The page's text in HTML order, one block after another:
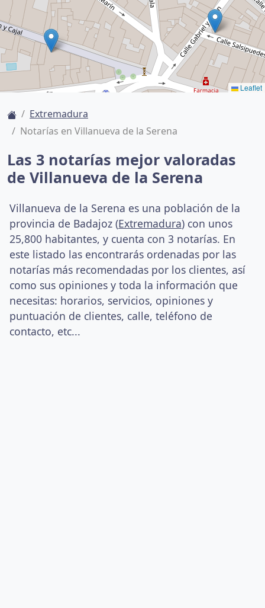
Leaflet
Extremadura
Notarías en Villanueva de la Serena
Las 3 notarías mejor valoradas
de Villanueva de la Serena
Villanueva de la Serena es una población de la
provincia de Badajoz (Extremadura) con unos
25,800 habitantes, y cuenta con 3 notarías. En
este listado las encontrarás ordenadas por las
notarías más recomendadas por los clientes, así
como sus opiniones y toda la información que
necesitas: horarios, servicios, opiniones y
puntuación de clientes, calle, teléfono de
contacto, etc...